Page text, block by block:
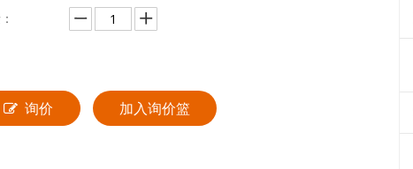
询价 加入询价篮